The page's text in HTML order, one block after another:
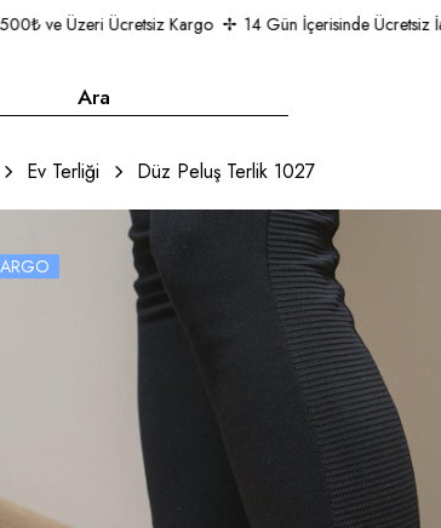
ve Üzeri Ücretsiz Kargo 14 Gün İçerisinde Ücretsiz İade
Ev Terliği Düz Peluş Terlik 1027